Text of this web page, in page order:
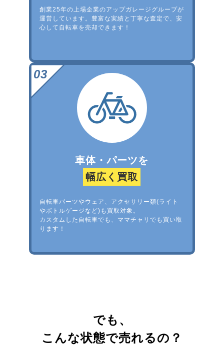
創業25年の上場企業のアップガレージグループが
運営しています。豊富な実績と丁寧な査定で、安
心して自転車を売却できます！
車体・パーツを
幅広く買取
自転車パーツやウェア、アクセサリー類(ライト
やボトルゲージなど)も買取対象。
カスタムした自転車でも、ママチャリでも買い取
ります！
でも、
こんな状態で売れるの？